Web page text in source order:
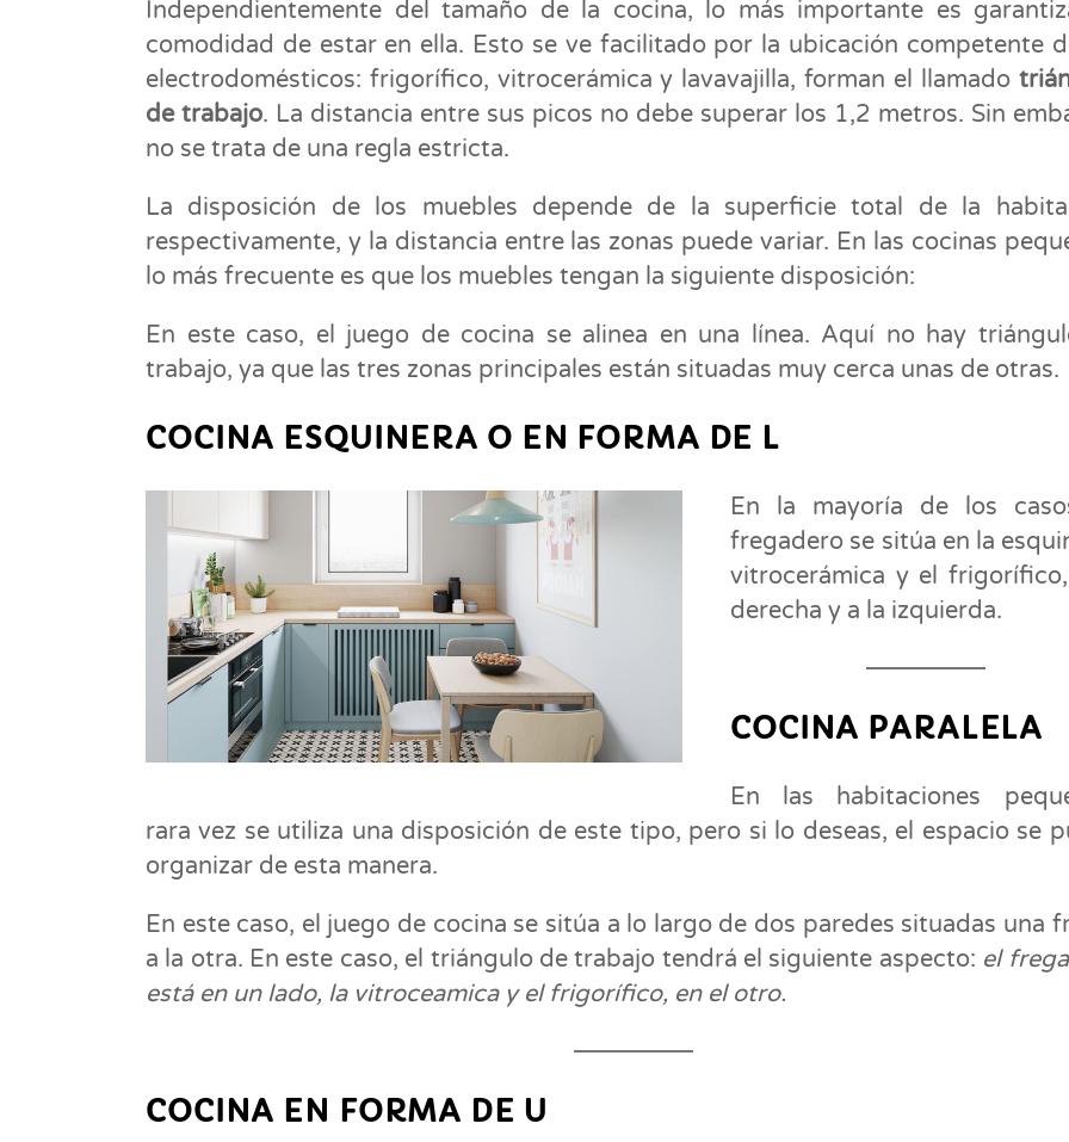
Independientemente del tamaño de la cocina, lo más importante es
comodidad de estar en ella. Esto se ve facilitado por la ubicación competente
electrodomésticos: frigorífico, vitrocerámica y lavavajilla, forman el llamado
de trabajo. La distancia entre sus picos no debe superar los 1,2 metros. Sin
no se trata de una regla estricta.
La disposición de los muebles depende de la superficie total de la
respectivamente, y la distancia entre las zonas puede variar. En las cocinas
lo más frecuente es que los muebles tengan la siguiente disposición:
En este caso, el juego de cocina se alinea en una línea. Aquí no hay
trabajo, ya que las tres zonas principales están situadas muy cerca unas de otras.
COCINA ESQUINERA O EN FORMA DE L
En la mayoría de los
fregadero se sitúa en la
vitrocerámica y el
derecha y a la izquierda.
COCINA PARALELA
En las habitaciones
rara vez se utiliza una disposición de este tipo, pero si lo deseas, el espacio se
organizar de esta manera.
En este caso, el juego de cocina se sitúa a lo largo de dos paredes situadas una
a la otra. En este caso, el triángulo de trabajo tendrá el siguiente aspecto: el
está en un lado, la vitroceamica y el frigorífico, en el otro.
COCINA EN FORMA DE U